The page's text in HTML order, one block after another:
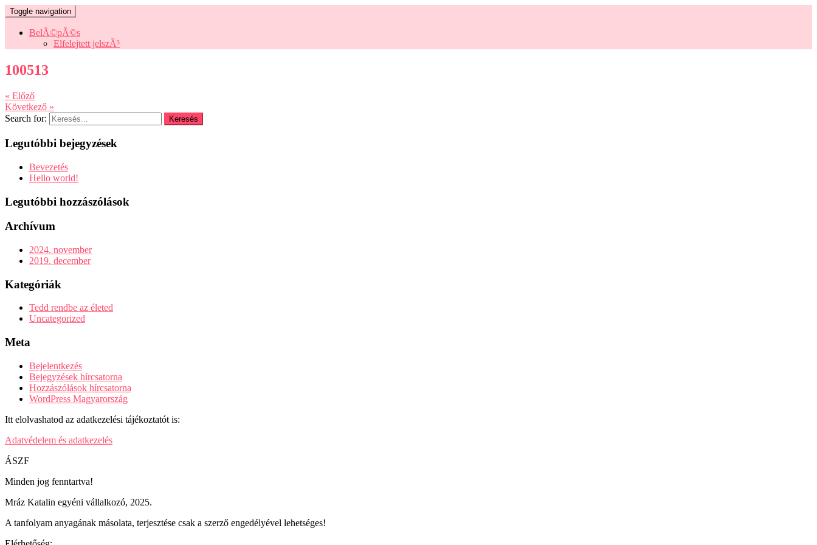
Toggle navigation
BelÃ©pÃ©s
Elfelejtett jelszÃ³
100513
« Előző
Következő »
Search for:
Legutóbbi bejegyzések
Bevezetés
Hello world!
Legutóbbi hozzászólások
Archívum
2024. november
2019. december
Kategóriák
Tedd rendbe az életed
Uncategorized
Meta
Bejelentkezés
Bejegyzések hírcsatorna
Hozzászólások hírcsatorna
WordPress Magyarország
Itt elolvashatod az adatkezelési tájékoztatót is:
Adatvédelem és adatkezelés
ÁSZF
Minden jog fenntartva!
Mráz Katalin egyéni vállalkozó, 2025.
A tanfolyam anyagának másolata, terjesztése csak a szerző engedélyével lehetséges!